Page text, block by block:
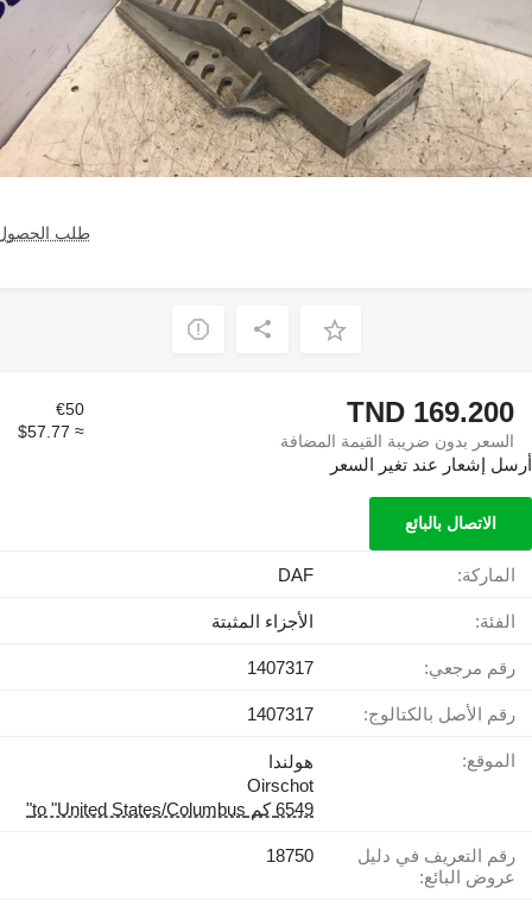
طلب
TND 169.200
السعر بدون ضريبة القيمة المضافة
€50
≈ $57.77
أرسل إشعار عند تغير السعر
الاتصال بالبائع
الماركة: DAF
الفئة: الأجزاء المثبتة
رقم مرجعي: 1407317
رقم الأصل بالكتالوج: 1407317
الموقع:
هولندا
Oirschot
6549 كم to "United States/Columbus"
رقم التعريف في دليل
عروض البائع:
18750